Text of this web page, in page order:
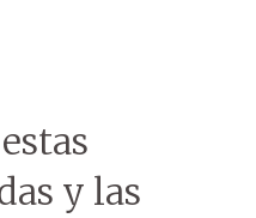
y las